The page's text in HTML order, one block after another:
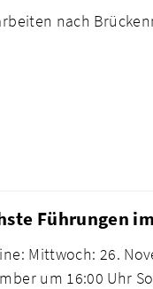
nach
Führungen
Mittwoch: 26.
um 16:00 Uhr